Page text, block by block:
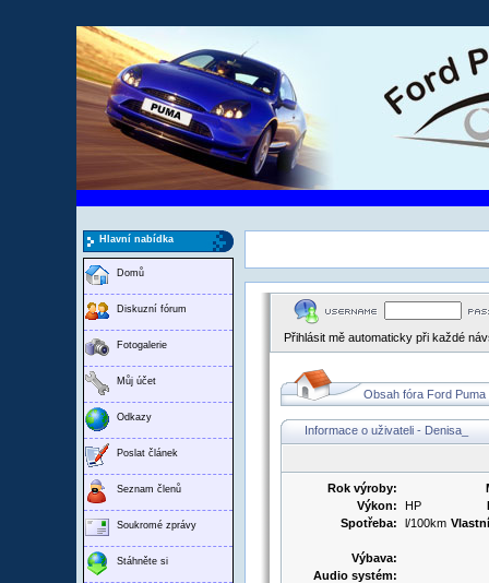
Hlavní nabídka
Domů
Diskuzní fórum
Fotogalerie
Můj účet
Odkazy
Poslat článek
Seznam členů
Soukromé zprávy
Stáhněte si
Přihlásit mě automaticky při každé
Obsah fóra Ford Puma
Informace o uživateli - Denisa_
Rok výroby:
Výkon:
HP
Spotřeba:
l/100km
Výbava:
Audio systém: